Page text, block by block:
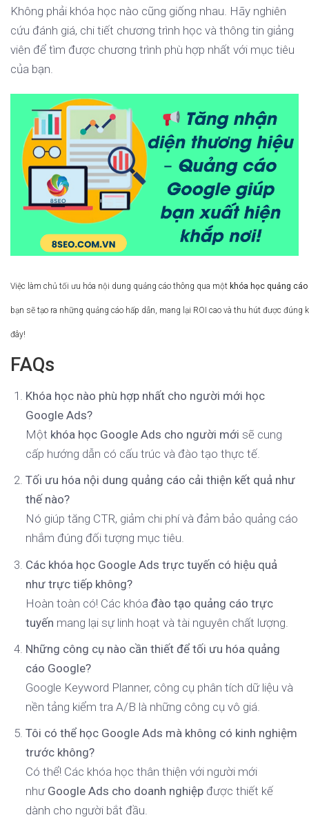
Không phải khóa học nào cũng giống nhau. Hãy nghiên
cứu đánh giá, chi tiết chương trình học và thông tin giảng
viên để tìm được chương trình phù hợp nhất với mục tiêu
của bạn.
Việc làm chủ tối ưu hóa nội dung quảng cáo thông qua một khóa học quảng
bạn sẽ tạo ra những quảng cáo hấp dẫn, mang lại ROI cao và thu hút được
đây!
FAQs
Khóa học nào phù hợp nhất cho người mới học
Google Ads?
Một khóa học Google Ads cho người mới sẽ cung
cấp hướng dẫn có cấu trúc và đào tạo thực tế.
Tối ưu hóa nội dung quảng cáo cải thiện kết quả như
thế nào?
Nó giúp tăng CTR, giảm chi phí và đảm bảo quảng cáo
nhắm đúng đối tượng mục tiêu.
Các khóa học Google Ads trực tuyến có hiệu quả
như trực tiếp không?
Hoàn toàn có! Các khóađào tạo quảng cáo trực
tuyến mang lại sự linh hoạt và tài nguyên chất lượng.
Những công cụ nào cần thiết để tối ưu hóa quảng
cáo Google?
Google Keyword Planner, công cụ phân tích dữ liệu và
nền tảng kiểm tra A/B là những công cụ vô giá.
Tôi có thể học Google Ads mà không có kinh nghiệm
trước không?
Có thể! Các khóa học thân thiện với người mới
như Google Ads cho doanh nghiệp được thiết kế
dành cho người bắt đầu.